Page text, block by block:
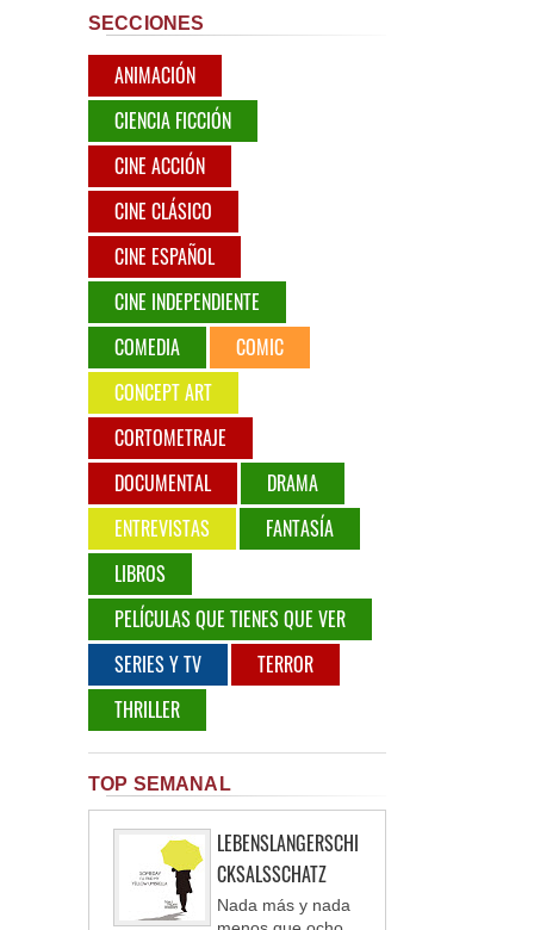
SECCIONES
ANIMACIÓN
CIENCIA FICCIÓN
CINE ACCIÓN
CINE CLÁSICO
CINE ESPAÑOL
CINE INDEPENDIENTE
COMEDIA
COMIC
CONCEPT ART
CORTOMETRAJE
DOCUMENTAL
DRAMA
ENTREVISTAS
FANTASÍA
LIBROS
PELÍCULAS QUE TIENES QUE VER
SERIES Y TV
TERROR
THRILLER
TOP SEMANAL
LEBENSLANGERSCHI
CKSALSSCHATZ
Nada más y nada